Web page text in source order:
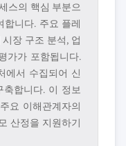
스의 핵심 부분으
합니다. 주요 플레
장 구조 분석, 업
가가 포함됩니다.
에서 수집되어 신
합니다. 이 정보
요 이해관계자의
산정을 지원하기